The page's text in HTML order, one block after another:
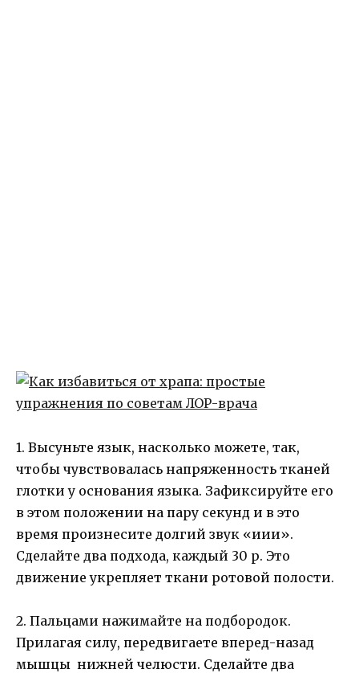
1. Высуньте язык, насколько можете, так,
чтобы чувствовалась напряженность тканей
глотки у основания языка. Зафиксируйте его
в этом положении на пару секунд и в это
время произнесите долгий звук «иии».
Сделайте два подхода, каждый 30 р. Это
движение укрепляет ткани ротовой полости.
2. Пальцами нажимайте на подбородок.
Прилагая силу, передвигаете вперед-назад
мышцы нижней челюсти. Сделайте два